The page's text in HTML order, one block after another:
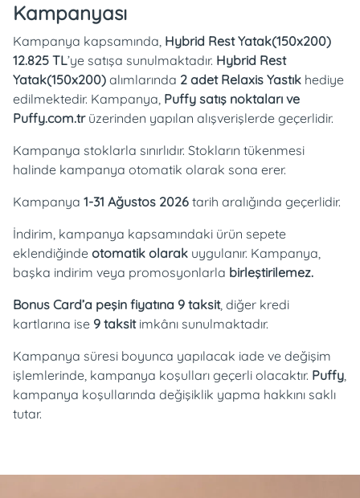
Kampanyası
Kampanya kapsamında, Hybrid Rest Yatak(150x200)
12.825 TL’ye satışa sunulmaktadır. Hybrid Rest
Yatak(150x200) alımlarında 2 adet Relaxis Yastık hediye
edilmektedir. Kampanya, Puffy satış noktaları ve
Puffy.com.trüzerinden yapılan alışverişlerde geçerlidir.
Kampanya stoklarla sınırlıdır. Stokların tükenmesi
halinde kampanya otomatik olarak sona erer.
Kampanya 1-31 Ağustos 2026 tarih aralığında geçerlidir.
İndirim, kampanya kapsamındaki ürün sepete
eklendiğinde otomatik olarak uygulanır. Kampanya,
başka indirim veya promosyonlarla birleştirilemez.
Bonus Card’a peşin fiyatına 9 taksit, diğer kredi
kartlarına ise 9 taksitimkânı sunulmaktadır.
Kampanya süresi boyunca yapılacak iade ve değişim
işlemlerinde, kampanya koşulları geçerli olacaktır. Puffy,
kampanya koşullarında değişiklik yapma hakkını saklı
tutar.